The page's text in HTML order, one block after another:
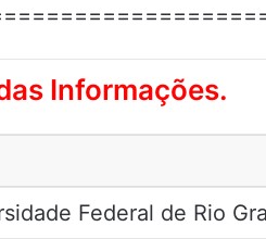
Informações.
Federal de Rio